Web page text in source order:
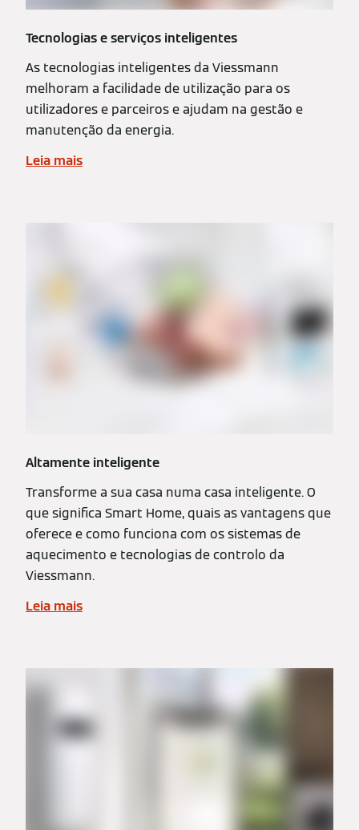
Tecnologias e serviços inteligentes
As tecnologias inteligentes da Viessmann
melhoram a facilidade de utilização para os
utilizadores e parceiros e ajudam na gestão e
manutenção da energia.
Leia mais
Altamente inteligente
Transforme a sua casa numa casa inteligente. O
que significa Smart Home, quais as vantagens que
oferece e como funciona com os sistemas de
aquecimento e tecnologias de controlo da
Viessmann.
Leia mais